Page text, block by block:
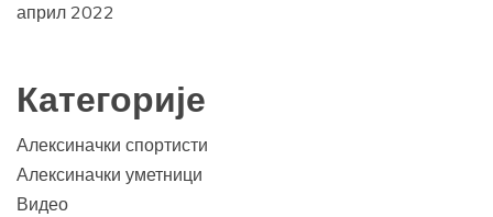
април 2022
Категорије
Алексиначки спортисти
Алексиначки уметници
Видео